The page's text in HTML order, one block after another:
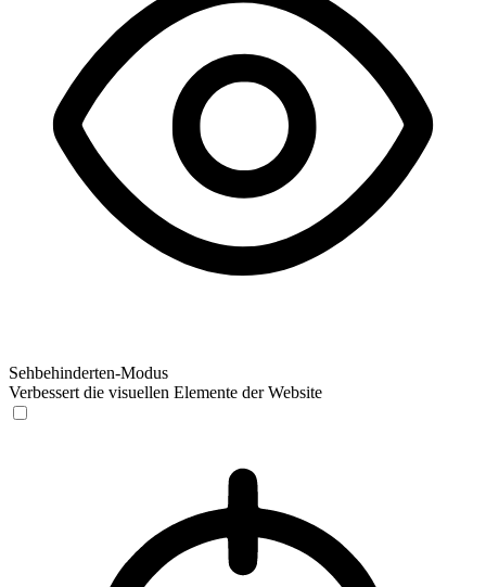
Sehbehinderten-Modus
Verbessert die visuellen Elemente der Website